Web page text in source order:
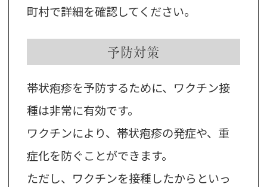
町村で詳細を確認してください。
予防対策
帯状疱疹を予防するために、ワクチン接
種は非常に有効です。
ワクチンにより、帯状疱疹の発症や、重
症化を防ぐことができます。
ただし、ワクチンを接種したからといっ